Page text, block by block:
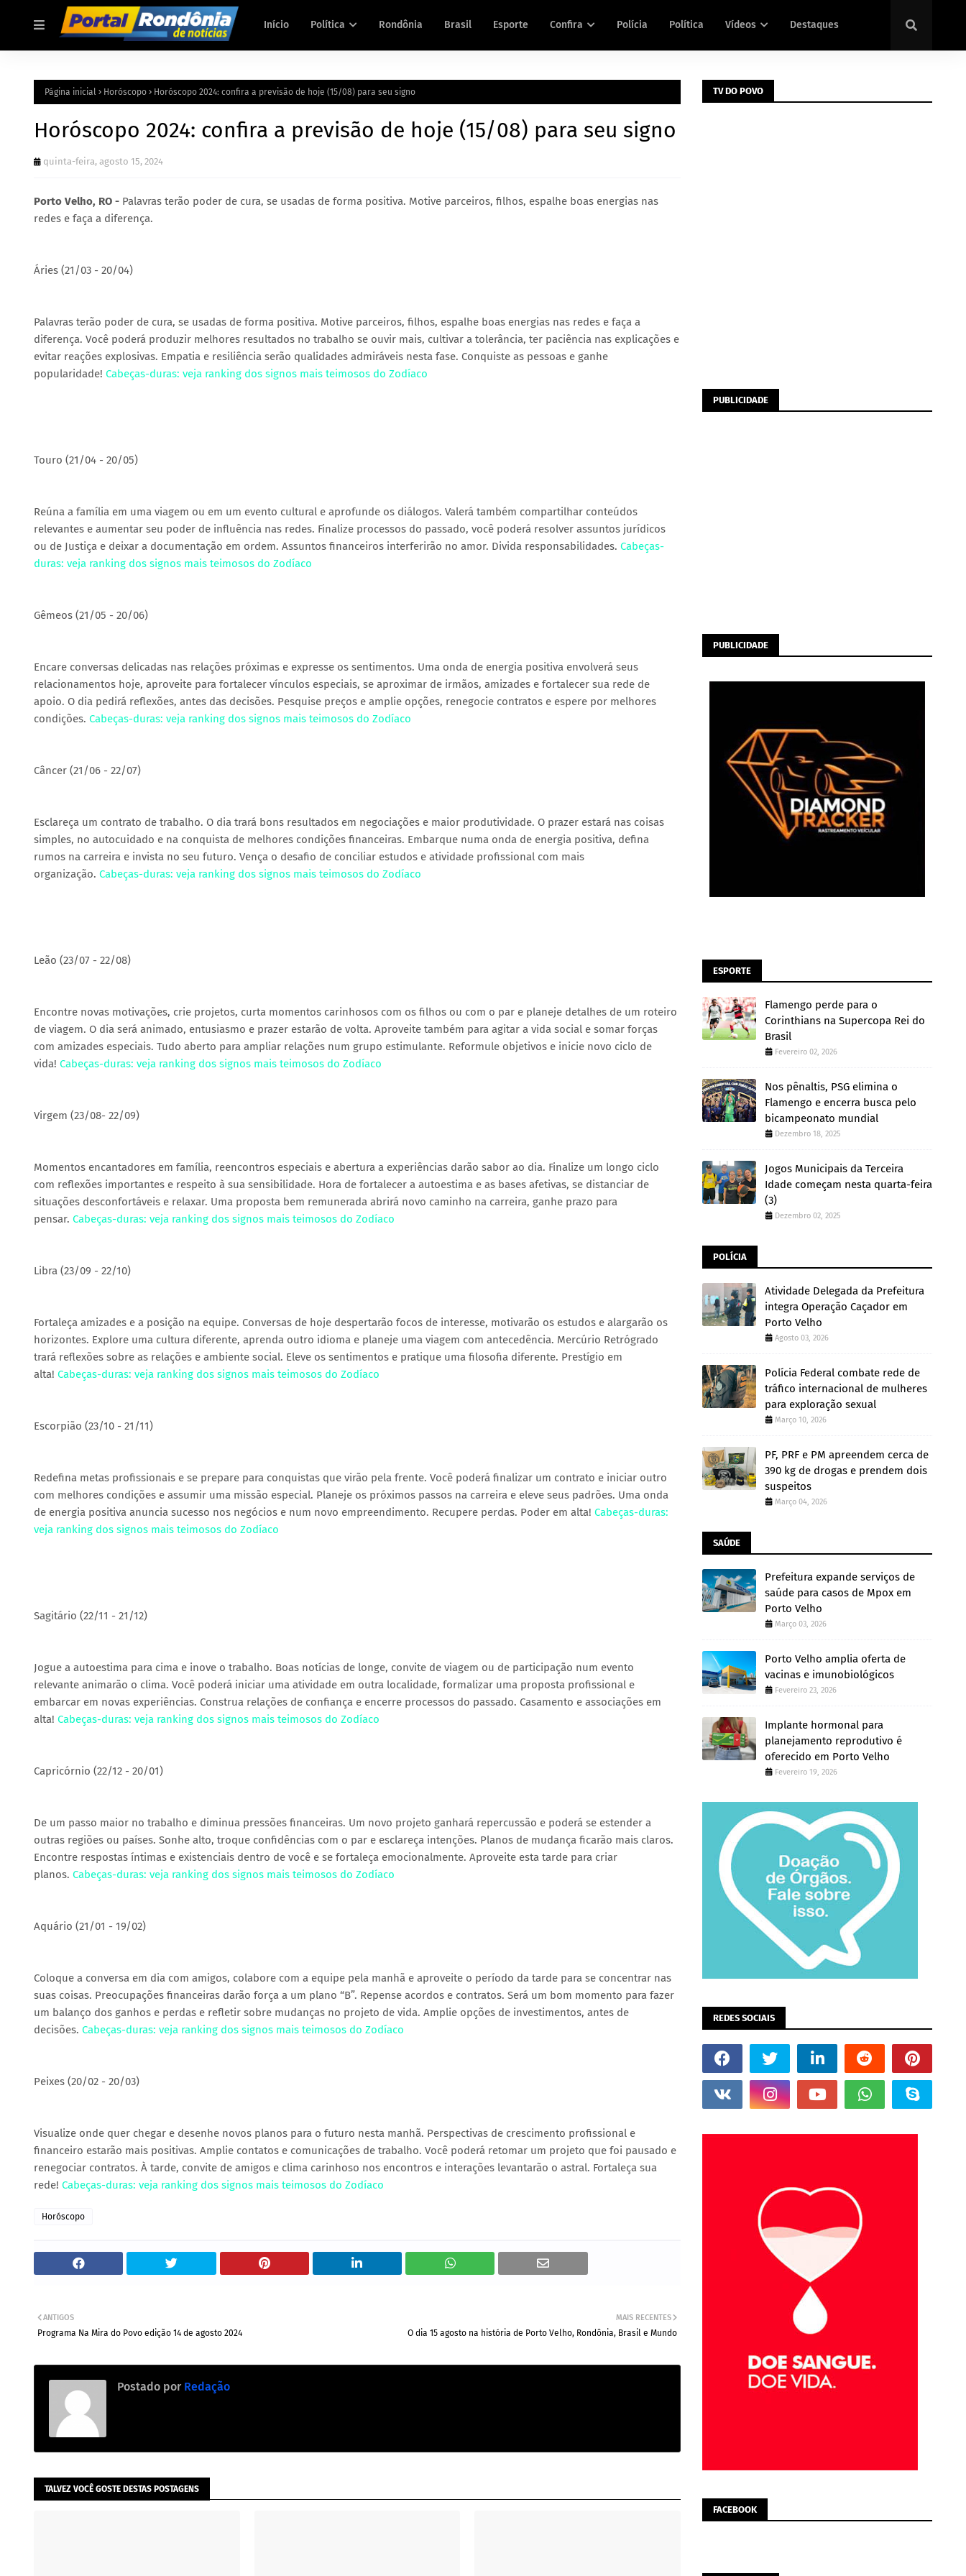
Início Política Rondônia Brasil Esporte Confira Polícia Política Vídeos Destaques
Página inicial Horóscopo Horóscopo 2024: confira a previsão de hoje (15/08) para seu signo
Horóscopo 2024: confira a previsão de hoje (15/08) para seu signo
quinta-feira, agosto 15, 2024
Porto Velho, RO - Palavras terão poder de cura, se usadas de forma positiva. Motive parceiros, filhos, espalhe boas energias nas
redes e faça a diferença.
Áries (21/03 - 20/04)
Palavras terão poder de cura, se usadas de forma positiva. Motive parceiros, filhos, espalhe boas energias nas redes e faça a
diferença. Você poderá produzir melhores resultados no trabalho se ouvir mais, cultivar a tolerância, ter paciência nas explicações e
evitar reações explosivas. Empatia e resiliência serão qualidades admiráveis nesta fase. Conquiste as pessoas e ganhe
popularidade! Cabeças-duras: veja ranking dos signos mais teimosos do Zodíaco
Touro (21/04 - 20/05)
Reúna a família em uma viagem ou em um evento cultural e aprofunde os diálogos. Valerá também compartilhar conteúdos
relevantes e aumentar seu poder de influência nas redes. Finalize processos do passado, você poderá resolver assuntos jurídicos
ou de Justiça e deixar a documentação em ordem. Assuntos financeiros interferirão no amor. Divida responsabilidades. Cabeças-
duras: veja ranking dos signos mais teimosos do Zodíaco
Gêmeos (21/05 - 20/06)
Encare conversas delicadas nas relações próximas e expresse os sentimentos. Uma onda de energia positiva envolverá seus
relacionamentos hoje, aproveite para fortalecer vínculos especiais, se aproximar de irmãos, amizades e fortalecer sua rede de
apoio. O dia pedirá reflexões, antes das decisões. Pesquise preços e amplie opções, renegocie contratos e espere por melhores
condições. Cabeças-duras: veja ranking dos signos mais teimosos do Zodíaco
Câncer (21/06 - 22/07)
Esclareça um contrato de trabalho. O dia trará bons resultados em negociações e maior produtividade. O prazer estará nas coisas
simples, no autocuidado e na conquista de melhores condições financeiras. Embarque numa onda de energia positiva, defina
rumos na carreira e invista no seu futuro. Vença o desafio de conciliar estudos e atividade profissional com mais
organização. Cabeças-duras: veja ranking dos signos mais teimosos do Zodíaco
Leão (23/07 - 22/08)
Encontre novas motivações, crie projetos, curta momentos carinhosos com os filhos ou com o par e planeje detalhes de um roteiro
de viagem. O dia será animado, entusiasmo e prazer estarão de volta. Aproveite também para agitar a vida social e somar forças
com amizades especiais. Tudo aberto para ampliar relações num grupo estimulante. Reformule objetivos e inicie novo ciclo de
vida! Cabeças-duras: veja ranking dos signos mais teimosos do Zodíaco
Virgem (23/08- 22/09)
Momentos encantadores em família, reencontros especiais e abertura a experiências darão sabor ao dia. Finalize um longo ciclo
com reflexões importantes e respeito à sua sensibilidade. Hora de fortalecer a autoestima e as bases afetivas, se distanciar de
situações desconfortáveis e relaxar. Uma proposta bem remunerada abrirá novo caminho na carreira, ganhe prazo para
pensar. Cabeças-duras: veja ranking dos signos mais teimosos do Zodíaco
Libra (23/09 - 22/10)
Fortaleça amizades e a posição na equipe. Conversas de hoje despertarão focos de interesse, motivarão os estudos e alargarão os
horizontes. Explore uma cultura diferente, aprenda outro idioma e planeje uma viagem com antecedência. Mercúrio Retrógrado
trará reflexões sobre as relações e ambiente social. Eleve os sentimentos e pratique uma filosofia diferente. Prestígio em
alta! Cabeças-duras: veja ranking dos signos mais teimosos do Zodíaco
Escorpião (23/10 - 21/11)
Redefina metas profissionais e se prepare para conquistas que virão pela frente. Você poderá finalizar um contrato e iniciar outro
com melhores condições e assumir uma missão especial. Planeje os próximos passos na carreira e eleve seus padrões. Uma onda
de energia positiva anuncia sucesso nos negócios e num novo empreendimento. Recupere perdas. Poder em alta! Cabeças-duras:
veja ranking dos signos mais teimosos do Zodíaco
Sagitário (22/11 - 21/12)
Jogue a autoestima para cima e inove o trabalho. Boas notícias de longe, convite de viagem ou de participação num evento
relevante animarão o clima. Você poderá iniciar uma atividade em outra localidade, formalizar uma proposta profissional e
embarcar em novas experiências. Construa relações de confiança e encerre processos do passado. Casamento e associações em
alta! Cabeças-duras: veja ranking dos signos mais teimosos do Zodíaco
Capricórnio (22/12 - 20/01)
De um passo maior no trabalho e diminua pressões financeiras. Um novo projeto ganhará repercussão e poderá se estender a
outras regiões ou países. Sonhe alto, troque confidências com o par e esclareça intenções. Planos de mudança ficarão mais claros.
Encontre respostas íntimas e existenciais dentro de você e se fortaleça emocionalmente. Aproveite esta tarde para criar
planos. Cabeças-duras: veja ranking dos signos mais teimosos do Zodíaco
Aquário (21/01 - 19/02)
Coloque a conversa em dia com amigos, colabore com a equipe pela manhã e aproveite o período da tarde para se concentrar nas
suas coisas. Preocupações financeiras darão força a um plano “B”. Repense acordos e contratos. Será um bom momento para fazer
um balanço dos ganhos e perdas e refletir sobre mudanças no projeto de vida. Amplie opções de investimentos, antes de
decisões. Cabeças-duras: veja ranking dos signos mais teimosos do Zodíaco
Peixes (20/02 - 20/03)
Visualize onde quer chegar e desenhe novos planos para o futuro nesta manhã. Perspectivas de crescimento profissional e
financeiro estarão mais positivas. Amplie contatos e comunicações de trabalho. Você poderá retomar um projeto que foi pausado e
renegociar contratos. À tarde, convite de amigos e clima carinhoso nos encontros e interações levantarão o astral. Fortaleça sua
rede! Cabeças-duras: veja ranking dos signos mais teimosos do Zodíaco
Horóscopo
MAIS RECENTES
O dia 15 agosto na história de Porto Velho, Rondônia, Brasil e Mundo
ANTIGOS
Programa Na Mira do Povo edição 14 de agosto 2024
Postado por Redação
TALVEZ VOCÊ GOSTE DESTAS POSTAGENS
TV DO POVO
PUBLICIDADE
PUBLICIDADE
ESPORTE
Flamengo perde para o
Corinthians na Supercopa Rei do
Brasil
Fevereiro 02, 2026
Nos pênaltis, PSG elimina o
Flamengo e encerra busca pelo
bicampeonato mundial
Dezembro 18, 2025
Jogos Municipais da Terceira
Idade começam nesta quarta-feira
(3)
Dezembro 02, 2025
POLÍCIA
Atividade Delegada da Prefeitura
integra Operação Caçador em
Porto Velho
Agosto 03, 2026
Polícia Federal combate rede de
tráfico internacional de mulheres
para exploração sexual
Março 10, 2026
PF, PRF e PM apreendem cerca de
390 kg de drogas e prendem dois
suspeitos
Março 04, 2026
SAÚDE
Prefeitura expande serviços de
saúde para casos de Mpox em
Porto Velho
Março 03, 2026
Porto Velho amplia oferta de
vacinas e imunobiológicos
Fevereiro 23, 2026
Implante hormonal para
planejamento reprodutivo é
oferecido em Porto Velho
Fevereiro 19, 2026
REDES SOCIAIS
FACEBOOK